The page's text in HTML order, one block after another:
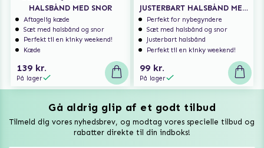
HALSBÅND MED SNOR
Aftagelig kæde
Sæt med halsbånd og snor
Perfekt til en kinky weekend!
Kæde
139 kr.
På lager
JUSTERBART HALSBÅND MED
SNOR
Perfekt for nybegyndere
Sæt med halsbånd og snor
Justerbart halsbånd
Perfekt til en kinky weekend!
99 kr.
På lager
Gå aldrig glip af et godt tilbud
Tilmeld dig vores nyhedsbrev, og modtag vores specielle tilbud og
rabatter direkte til din indboks!
Vuxen Magazine